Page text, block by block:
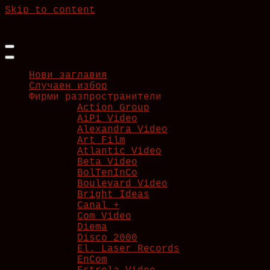
Skip to content
Нови заглавия
Случаен избор
Фирми разпространители
Action Group
AiPi Video
Alexandra Video
Art Film
Atlantic Video
Beta Video
BolTenInCo
Boulevard Video
Bright Ideas
Canal +
Com Video
Diema
Disco 2000
El. Laser Records
EnCom